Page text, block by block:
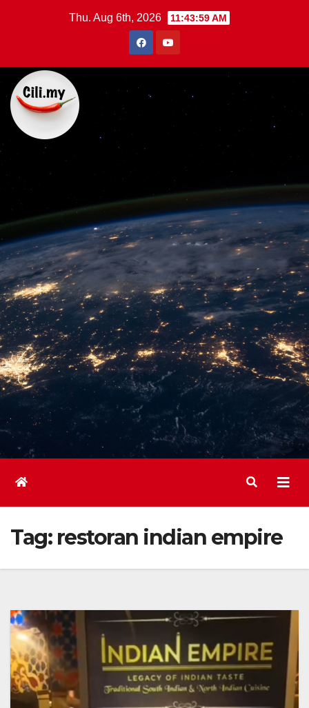
Thu. Aug 6th, 2026 11:43:59 AM
Tag: restoran indian empire